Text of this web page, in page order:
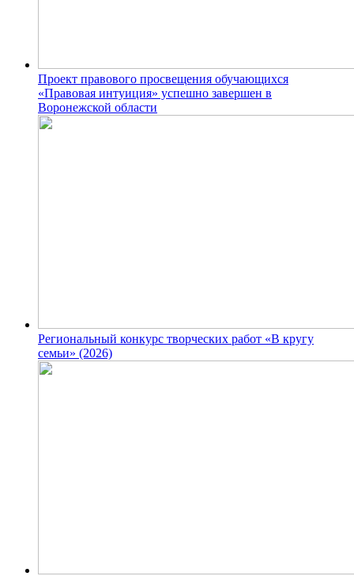
Проект правового просвещения обучающихся
«Правовая интуиция» успешно завершен в
Воронежской области
Региональный конкурс творческих работ «В кругу
семьи» (2026)